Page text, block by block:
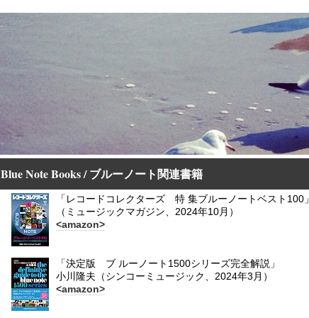
Blue Note Books / ブルーノート関連書籍
「レコードコレクターズ 特 集ブルーノートベスト100」
（ミュージックマガジン、2024年10月）
<amazon>
「決定版 ブ ルーノート1500シリーズ完全解説」
小川隆夫（シンコーミュージック、2024年3月）
<amazon>